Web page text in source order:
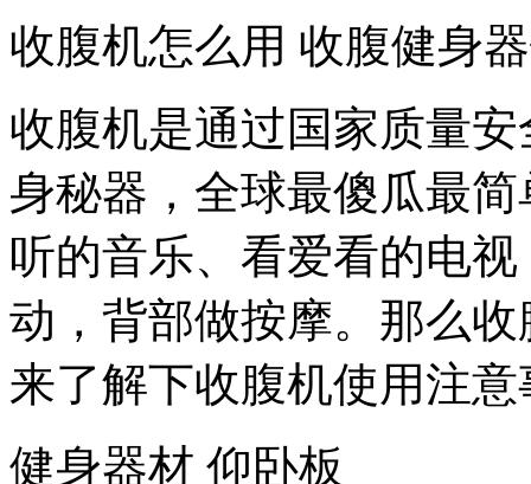
收腹机怎么用 收腹健身
收腹机是通过国家质量
身秘器，全球最傻瓜最
听的音乐、看爱看的电
动，背部做按摩。那么
来了解下收腹机使用注
健身器材 仰卧板